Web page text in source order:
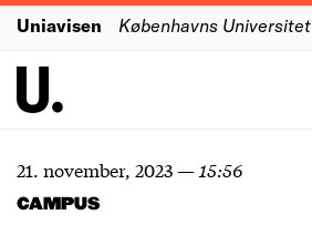
Uniavisen Københavns Universitet
21. november, 2023— 15:56
CAMPUS